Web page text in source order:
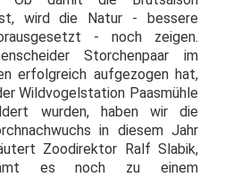
wird die Natur - bessere
- noch zeigen.
Storchenpaar im
erfolgreich aufgezogen hat,
Wildvogelstation Paasmühle
wurden, haben wir die
in diesem Jahr
Zoodirektor Ralf Slabik,
es noch zu einem